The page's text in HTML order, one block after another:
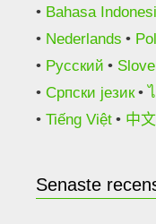
Bahasa
Nederlands
Русский
Српски језик
Tiếng Việt
中
Senaste